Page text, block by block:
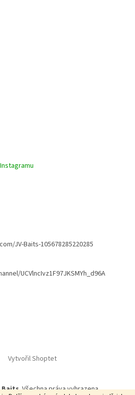
JV-Baits-105678285220285
UCVlncIvz1F97JKSMYh_d96A
Vytvořil Shoptet
Baits. Všechna práva vyhrazena.